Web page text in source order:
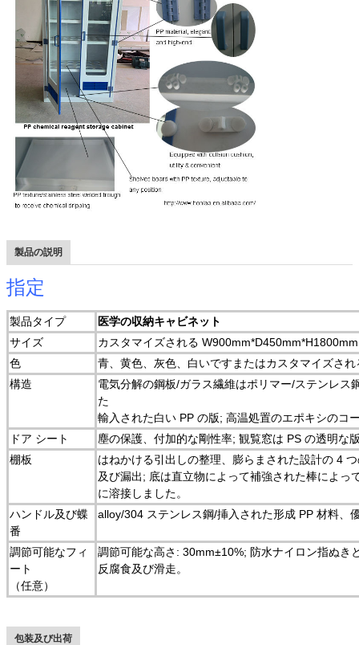
製品の説明
指定
製品タイプ
医学の収納キャビネット
サイズ
カスタマイズされる W900mm*D450mm*H1800mm
色
青、黄色、灰色、白いですまたはカスタマイズされ
構造
電気分解の鋼板/ガラス繊維はポリマー/ステンレス
た
輸入された白い PP の版; 高温処置のエポキシのコ
ドア シート
塵の保護、付加的な剛性率; 観覧窓は PS の透明な
棚板
はねかける引出しの整理、膨らまされた設計の 4
及び漏出; 底は直立物によって補強された棒によっ
に溶接しました。
ハンドル及び蝶
番
alloy/304 ステンレス鋼/挿入された形成 PP 材料、
調節可能なフィ
ート
（任意）
調節可能な高さ: 30mm±10%; 防水ナイロン指ぬき
反腐食及び滑走。
包装及び出荷